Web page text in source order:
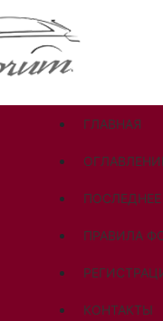
ГЛАВНАЯ
ПОСЛЕДНЕЕ
ПРАВИЛА
КОНТАКТЫ